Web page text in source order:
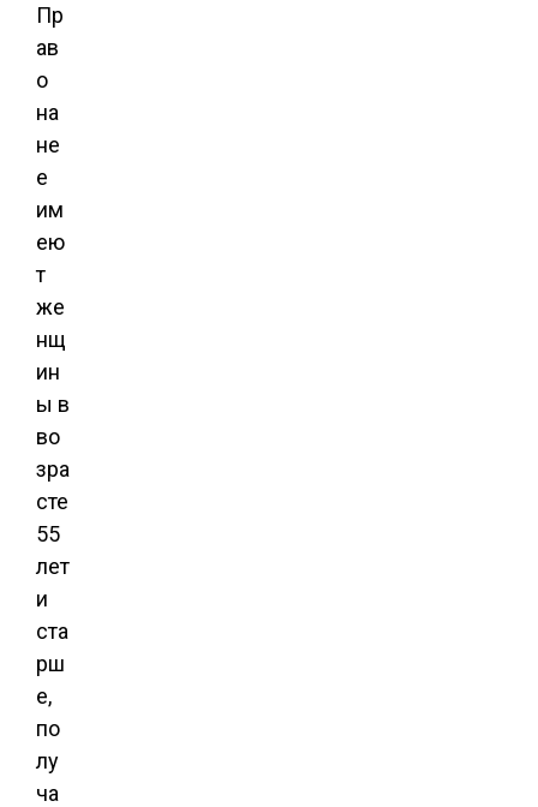
Пр
ав
о
на
не
е
им
ею
т
же
нщ
ин
ы в
во
зра
сте
55
лет
и
ста
рш
е,
по
лу
ча